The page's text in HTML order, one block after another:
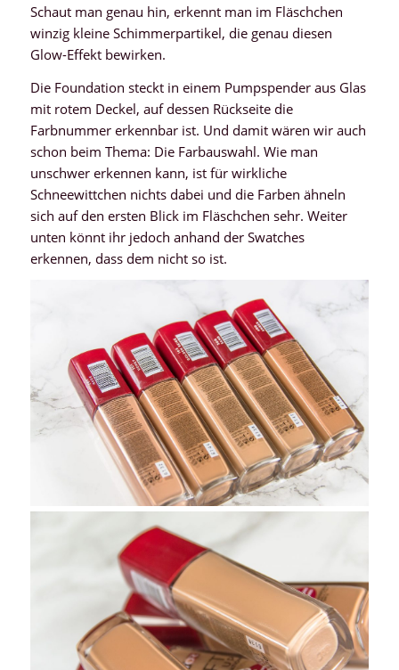
Schaut man genau hin, erkennt man im Fläschchen
winzig kleine Schimmerpartikel, die genau diesen
Glow-Effekt bewirken.
Die Foundation steckt in einem Pumpspender aus Glas
mit rotem Deckel, auf dessen Rückseite die
Farbnummer erkennbar ist. Und damit wären wir auch
schon beim Thema: Die Farbauswahl. Wie man
unschwer erkennen kann, ist für wirkliche
Schneewittchen nichts dabei und die Farben ähneln
sich auf den ersten Blick im Fläschchen sehr. Weiter
unten könnt ihr jedoch anhand der Swatches
erkennen, dass dem nicht so ist.